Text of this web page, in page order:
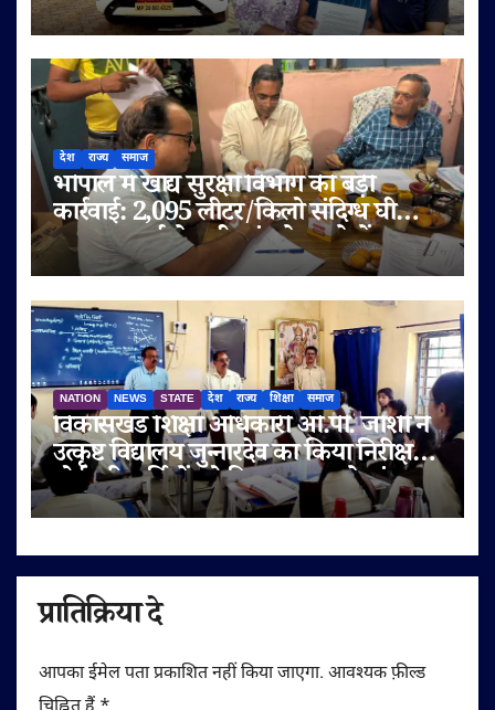
आरोप
देश राज्य समाज
भोपाल में खाद्य सुरक्षा विभाग की बड़ी
कार्रवाई: 2,095 लीटर/किलो संदिग्ध घी
जब्त, सप्लाई चेन भी जांच के दायरे में
NATION NEWS STATE देश राज्य शिक्षा समाज
विकासखंड शिक्षा अधिकारी ओ.पी. जोशी ने
उत्कृष्ट विद्यालय जुन्नारदेव का किया निरीक्षण,
बोर्ड परीक्षार्थियों को दिए सफलता के मंत्र
प्रातिक्रिया दे
आपका ईमेल पता प्रकाशित नहीं किया जाएगा. आवश्यक फ़ील्ड